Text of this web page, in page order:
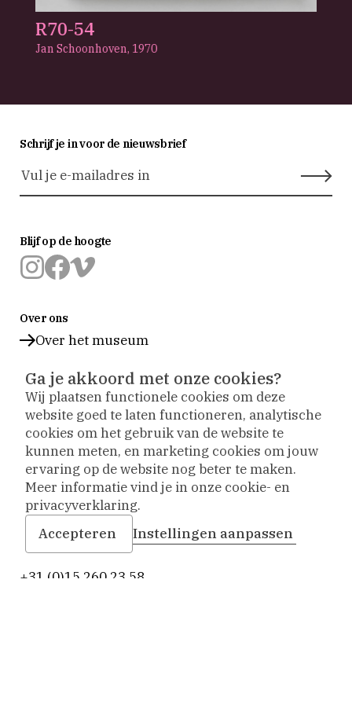
R70-54
Jan Schoonhoven, 1970
Over ons
Over het museum
De verbouwing
Steun het museum
Vriendenvereniging
Vacatures
Contact
Bezoekadres
Infopunt & kantoor: Sint Agathaplein 4
+31 (0)15 260 23 58
Schrijf je in voor de nieuwsbrief
Blijf op de hoogte
Delft
op
Delft
op op
Ga je akkoord met onze cookies?
Wij plaatsen functionele cookies om deze
website goed te laten functioneren, analytische
cookies om het gebruik van de website te
kunnen meten, en marketing cookies om jouw
ervaring op de website nog beter te maken.
Meer informatie vind je in onze cookie- en
privacyverklaring.
Accepteren
Instellingen aanpassen